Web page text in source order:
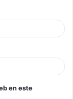
en este